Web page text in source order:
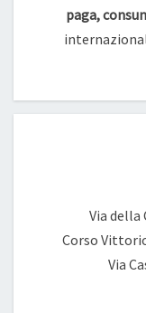
paga,
Via della
Corso
Via